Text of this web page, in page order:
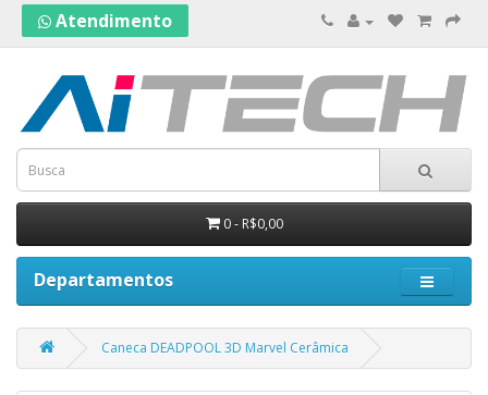
Atendimento
0 - R$0,00
Departamentos
Caneca DEADPOOL 3D Marvel Cerâmica